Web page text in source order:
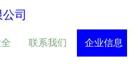
司
联系我们 企业信息